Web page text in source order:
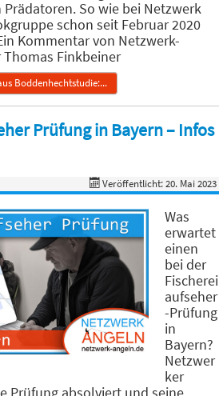
So wie bei Netzwerk
schon seit Februar 2020
Kommentar von Netzwerk-
Finkbeiner
Boddenhechtstudie:...
Prüfung in Bayern – Infos
Veröffentlicht: 20. Mai 2023
Was
erwartet
einen
bei der
Fischerei
aufseher
-Prüfung
in
Bayern?
Netzwer
ker
Prüfung absolviert und seine